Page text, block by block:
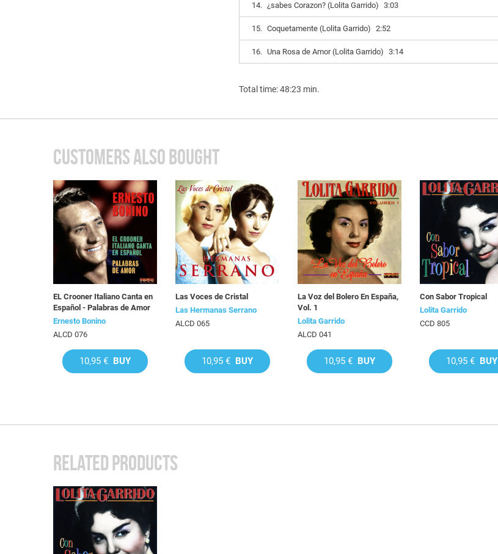
14. ¿sabes Corazon? (Lolita Garrido) 3:03
15. Coquetamente (Lolita Garrido) 2:52
16. Una Rosa de Amor (Lolita Garrido) 3:14
Total time: 48:23 min.
CUSTOMERS ALSO BOUGHT
EL Crooner Italiano Canta en
Español - Palabras de Amor
Ernesto Bonino
ALCD 076
10,95 € BUY
Las Voces de Cristal
Las Hermanas Serrano
ALCD 065
10,95 € BUY
La Voz del Bolero En España,
Vol. 1
Lolita Garrido
ALCD 041
10,95 € BUY
Con Sabor Tropical
Lolita Garrido
CCD 805
10,95 € BUY
RELATED PRODUCTS